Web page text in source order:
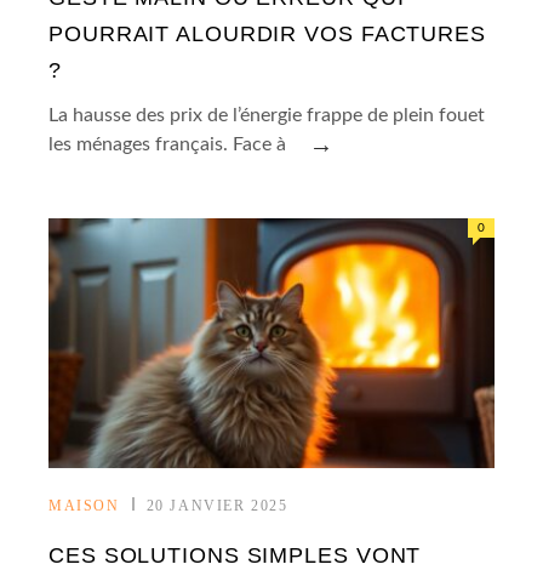
POURRAIT ALOURDIR VOS FACTURES
?
La hausse des prix de l’énergie frappe de plein fouet
les ménages français. Face à
→
MAISON 20 JANVIER 2025
0
CES SOLUTIONS SIMPLES VONT